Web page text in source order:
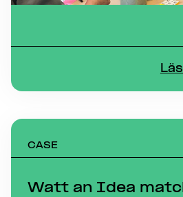
CASE
Watt an Idea